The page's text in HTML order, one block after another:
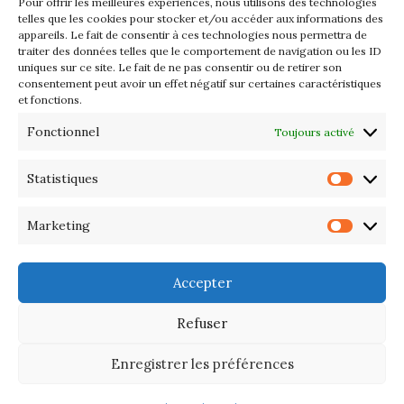
telles que les cookies pour stocker et/ou accéder aux informations des
appareils. Le fait de consentir à ces technologies nous permettra de
traiter des données telles que le comportement de navigation ou les ID
uniques sur ce site. Le fait de ne pas consentir ou de retirer son
consentement peut avoir un effet négatif sur certaines caractéristiques
et fonctions.
Fonctionnel Toujours activé
Statistiques
Marketing
Accepter
Refuser
Enregistrer les préférences
Les petits formats du Port
d’Orange : Mercredi 22 juillet de
10h à 20h
L’APIQ fête ses 10 ans
2026 – Maison du Phare de
d’artistes – 13 et 14 Septembre